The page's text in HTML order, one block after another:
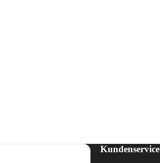
Kundenservice